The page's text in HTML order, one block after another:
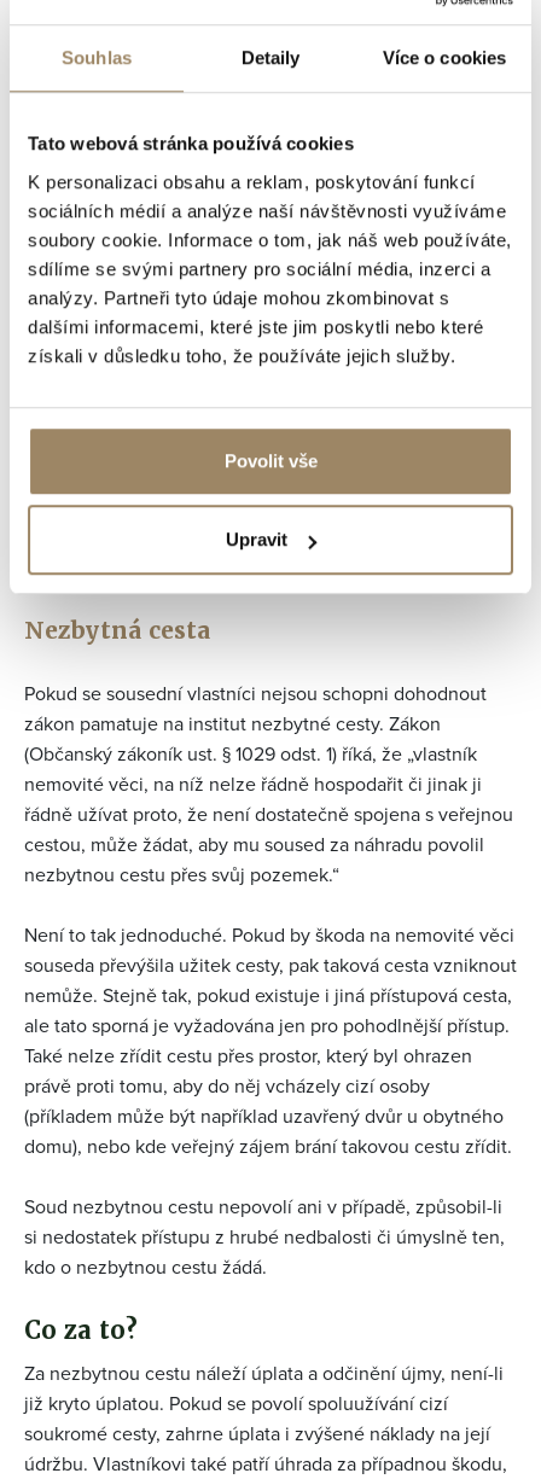
Souhlas Detaily Více o cookies
Tato webová stránka používá cookies
K personalizaci obsahu a reklam, poskytování funkcí
sociálních médií a analýze naší návštěvnosti využíváme
soubory cookie. Informace o tom, jak náš web používáte,
sdílíme se svými partnery pro sociální média, inzerci a
analýzy. Partneři tyto údaje mohou zkombinovat s
dalšími informacemi, které jste jim poskytli nebo které
získali v důsledku toho, že používáte jejich služby.
Povolit vše
Upravit
Výprosa
přístupu k ní, požádat o zřízení cesty přes sousední
pozemky. Výprosa cesty je upravena v občanském
zákoníku (v České republice například zákon č. 89/2012
Sb., občanský zákoník). Děje se tak víceméně z dobré
vůle, bez nároku na protihodnotu a to v případech, kdy k
pozemku žádná cesta nevede a jiné řešení přístupu není
možné nebo by bylo pro vlastníka izolovaného pozemku
příliš nákladné.
Služebnost cesty
na služebnosti nové cesty, kdy vlastník souhlasí, že jeho
pozemek bude sloužit i někomu jinému jako přístup k jeho
nemovitosti.
Nezbytná cesta
Pokud se sousední vlastníci nejsou schopni dohodnout
zákon pamatuje na institut nezbytné cesty. Zákon
(Občanský zákoník ust. § 1029 odst. 1) říká, že „vlastník
nemovité věci, na níž nelze řádně hospodařit či jinak ji
řádně užívat proto, že není dostatečně spojena s veřejnou
cestou, může žádat, aby mu soused za náhradu povolil
nezbytnou cestu přes svůj pozemek.“
Není to tak jednoduché. Pokud by škoda na nemovité věci
souseda převýšila užitek cesty, pak taková cesta vzniknout
nemůže. Stejně tak, pokud existuje i jiná přístupová cesta,
ale tato sporná je vyžadována jen pro pohodlnější přístup.
Také nelze zřídit cestu přes prostor, který byl ohrazen
právě proti tomu, aby do něj vcházely cizí osoby
(příkladem může být například uzavřený dvůr u obytného
domu), nebo kde veřejný zájem brání takovou cestu zřídit.
Soud nezbytnou cestu nepovolí ani v případě, způsobil-li
si nedostatek přístupu z hrubé nedbalosti či úmyslně ten,
kdo o nezbytnou cestu žádá.
Co za to?
Za nezbytnou cestu náleží úplata a odčinění újmy, není-li
již kryto úplatou. Pokud se povolí spoluužívání cizí
soukromé cesty, zahrne úplata i zvýšené náklady na její
údržbu. Vlastníkovi také patří úhrada za případnou škodu,